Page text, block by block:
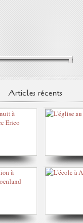
Articles récents